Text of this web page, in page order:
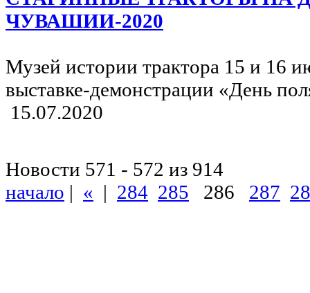
ЧУВАШИИ-2020
Музей истории трактора 15 и 16
выставке-демонстрации «День
15.07.2020
Новости 571 - 572 из 914
начало | « | 284 285 286 287